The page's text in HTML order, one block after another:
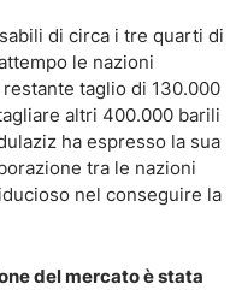
di circa i tre quarti di
le nazioni
taglio di 130.000
altri 400.000 barili
ha espresso la sua
tra le nazioni
nel conseguire la
del mercato è stata